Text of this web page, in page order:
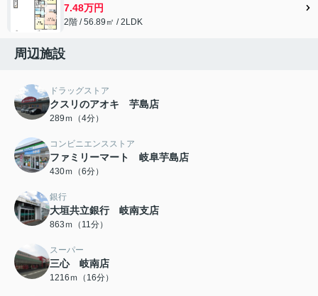
7.48万円
2階 / 56.89㎡ / 2LDK
周辺施設
ドラッグストア
クスリのアオキ 芋島店
289ｍ（4分）
コンビニエンスストア
ファミリーマート 岐阜芋島店
430ｍ（6分）
銀行
大垣共立銀行 岐南支店
863ｍ（11分）
スーパー
三心 岐南店
1216ｍ（16分）